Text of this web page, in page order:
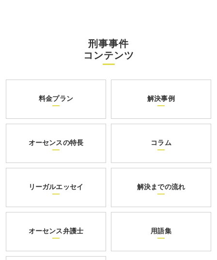
刑事事件
コンテンツ
料金プラン 解決事例
オーセンスの特長 コラム
リーガルエッセイ 解決までの流れ
オーセンス弁護士 用語集